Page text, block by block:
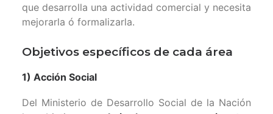
que desarrolla una actividad comercial y necesita
mejorarla ó formalizarla.
Objetivos específicos de cada área
1) Acción Social
Del Ministerio de Desarrollo Social de la Nación